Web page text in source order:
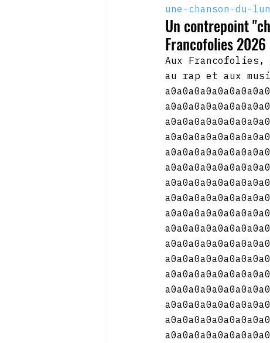
une-chanson-du-
Un contrepoint
Francofolies 2026
Aux
au rap et aux